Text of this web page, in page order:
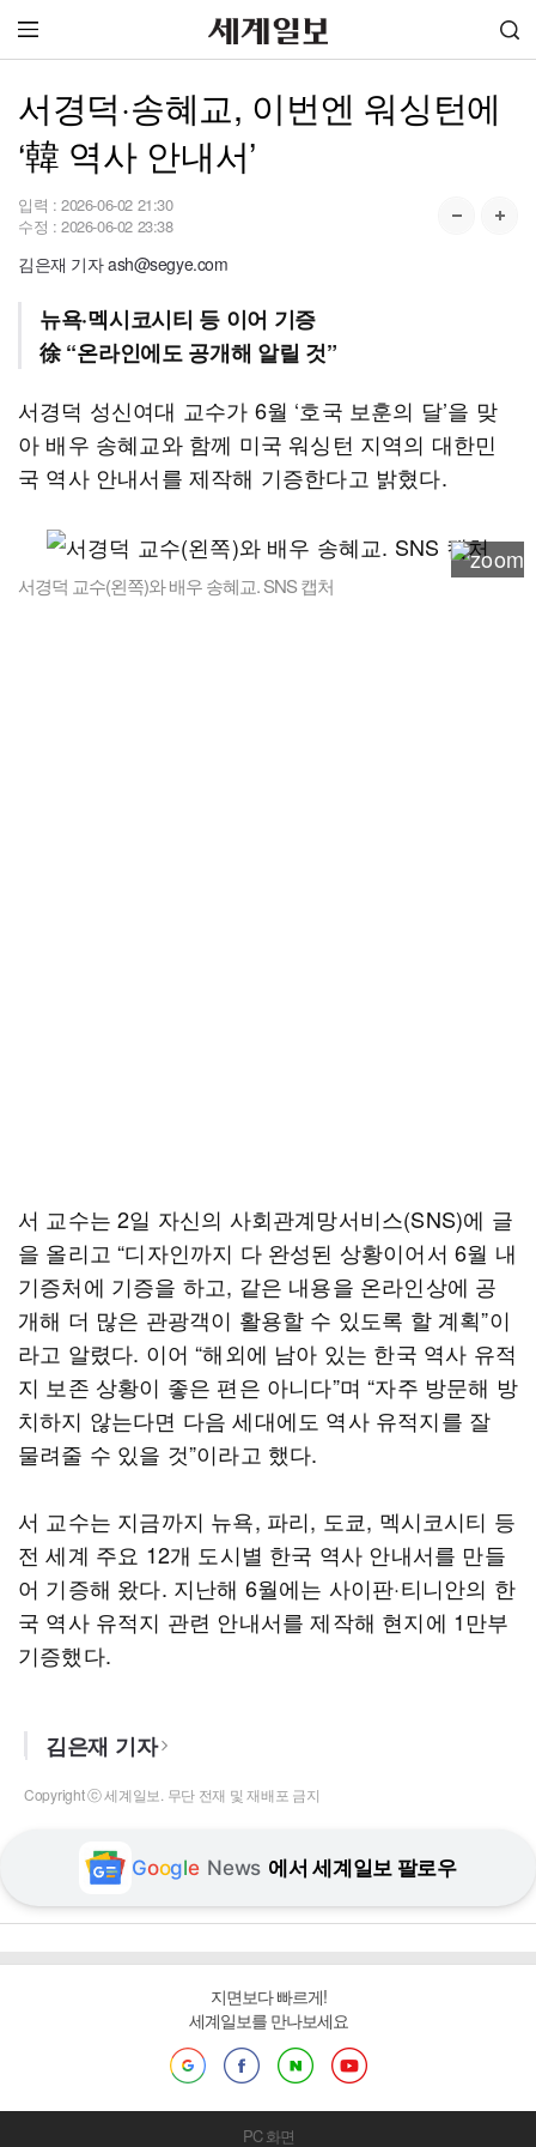
서경덕·송혜교, 이번엔 워싱턴에
‘韓 역사 안내서’
입력 : 2026-06-02 21:30
수정 : 2026-06-02 23:38
김은재 기자 ash@segye.com
뉴욕·멕시코시티 등 이어 기증
徐 “온라인에도 공개해 알릴 것”
서경덕 성신여대 교수가 6월 ‘호국 보훈의 달’을 맞
아 배우 송혜교와 함께 미국 워싱턴 지역의 대한민
국 역사 안내서를 제작해 기증한다고 밝혔다.
서경덕 교수(왼쪽)와 배우 송혜교. SNS 캡처
서 교수는 2일 자신의 사회관계망서비스(SNS)에 글
을 올리고 “디자인까지 다 완성된 상황이어서 6월 내
기증처에 기증을 하고, 같은 내용을 온라인상에 공
개해 더 많은 관광객이 활용할 수 있도록 할 계획”이
라고 알렸다. 이어 “해외에 남아 있는 한국 역사 유적
지 보존 상황이 좋은 편은 아니다”며 “자주 방문해 방
치하지 않는다면 다음 세대에도 역사 유적지를 잘
물려줄 수 있을 것”이라고 했다.
서 교수는 지금까지 뉴욕, 파리, 도쿄, 멕시코시티 등
전 세계 주요 12개 도시별 한국 역사 안내서를 만들
어 기증해 왔다. 지난해 6월에는 사이판·티니안의 한
국 역사 유적지 관련 안내서를 제작해 현지에 1만부
기증했다.
김은재 기자
Copyright ⓒ 세계일보. 무단 전재 및 재배포 금지
Google News 에서 세계일보 팔로우
지면보다 빠르게!
세계일보를 만나보세요
PC 화면